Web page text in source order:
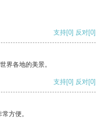
支持[0] 反对[0]
界各地的美景。
支持[0] 反对[0]
方便。